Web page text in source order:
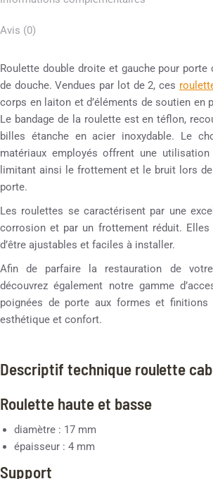
Avis (0)
Roulette double droite et gauche pour porte
de douche. Vendues par lot de 2, ces
corps en laiton et d’éléments de soutien en
Le bandage de la roulette est en téflon,
billes étanche en acier inoxydable. Le
matériaux employés offrent une
limitant ainsi le frottement et le bruit lors
porte.
Les roulettes se caractérisent par une
corrosion et par un frottement réduit. Elles
d’être ajustables et faciles à installer.
Afin de parfaire la restauration de
découvrez également notre gamme
poignées de porte aux formes et finitions
esthétique et confort.
Descriptif technique roulette
Roulette haute et basse
diamètre : 17 mm
épaisseur : 4 mm
Support